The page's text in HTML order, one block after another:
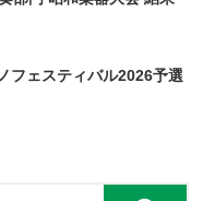
フェスティバル2026予選